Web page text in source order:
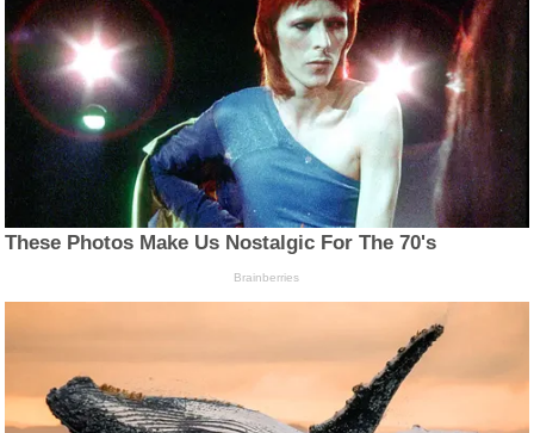
These Photos Make Us Nostalgic For The 70's
Brainberries